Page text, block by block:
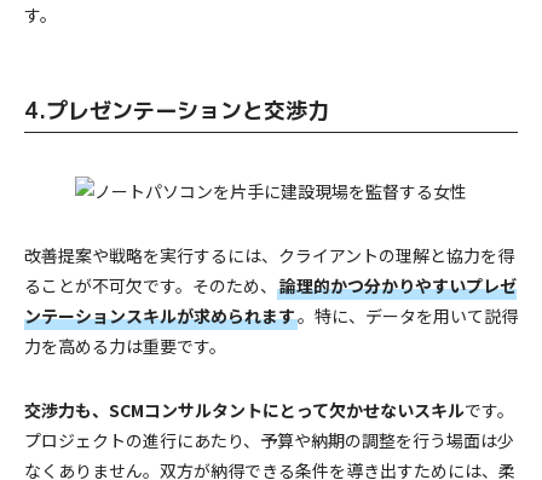
す。
4.プレゼンテーションと交渉力
改善提案や戦略を実行するには、クライアントの理解と協力を得
ることが不可欠です。そのため、 論理的かつ分かりやすいプレゼ
ンテーションスキルが求められます。特に、データを用いて説得
力を高める力は重要です。
交渉力も、SCMコンサルタントにとって欠かせないスキルです。
プロジェクトの進行にあたり、予算や納期の調整を行う場面は少
なくありません。双方が納得できる条件を導き出すためには、柔